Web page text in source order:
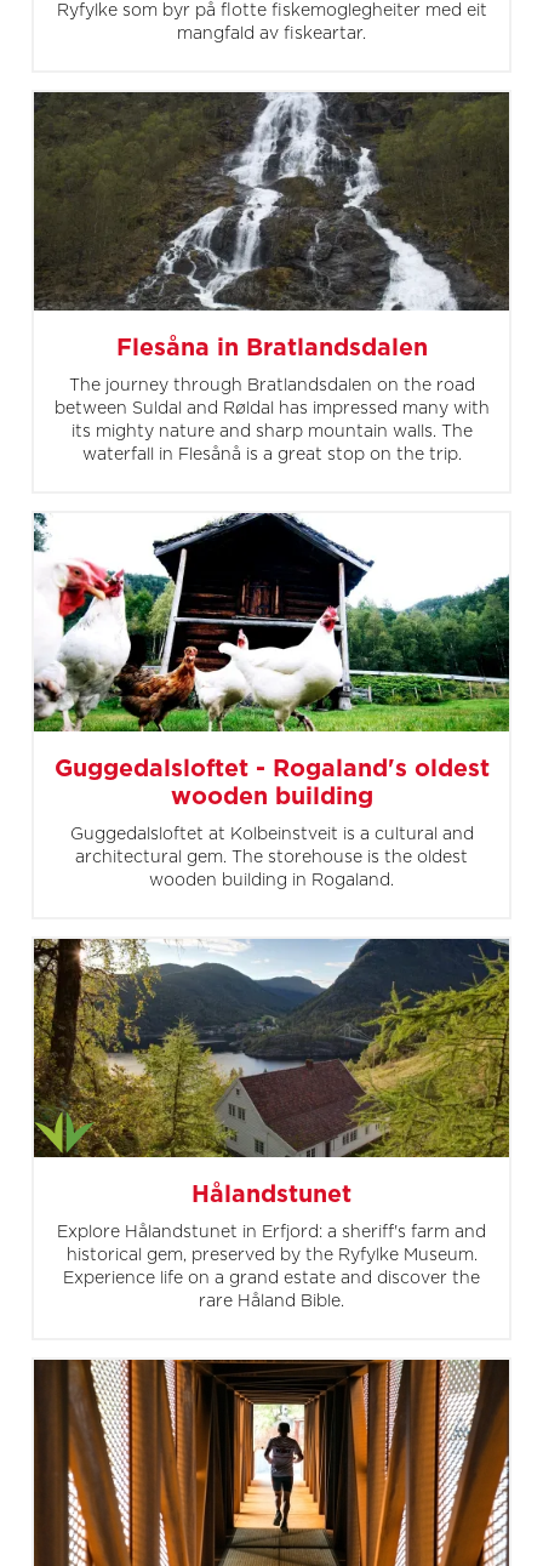
Ryfylke som byr på flotte fiskemoglegheiter med eit
mangfald av fiskeartar.
Flesåna in Bratlandsdalen
The journey through Bratlandsdalen on the road
between Suldal and Røldal has impressed many with
its mighty nature and sharp mountain walls. The
waterfall in Flesånå is a great stop on the trip.
Guggedalsloftet - Rogaland's oldest
wooden building
Guggedalsloftet at Kolbeinstveit is a cultural and
architectural gem. The storehouse is the oldest
wooden building in Rogaland.
Hålandstunet
Explore Hålandstunet in Erfjord: a sheriff's farm and
historical gem, preserved by the Ryfylke Museum.
Experience life on a grand estate and discover the
rare Håland Bible.